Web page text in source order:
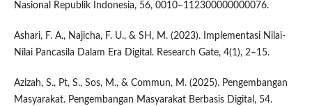
Nasional Republik Indonesia, 56, 0010–112300000000076.
Ashari, F. A., Najicha, F. U., & SH, M. (2023). Implementasi Nilai-
Nilai Pancasila Dalam Era Digital. Research Gate, 4(1), 2–15.
Azizah, S., Pt, S., Sos, M., & Commun, M. (2025). Pengembangan
Masyarakat. Pengembangan Masyarakat Berbasis Digital, 54.